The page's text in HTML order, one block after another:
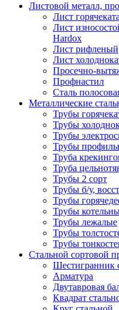
Листовой металл,
Лист
Лист
Hardox
Лист рифленый
Лист
Просечно-
Профнастил
Сталь
Металлические
Трубы
Трубы
Трубы
Трубы
Труба
Труба
Трубы 2 сорт
Трубы б/у,
Трубы
Трубы
Трубы лежалые
Трубы
Трубы
Стальной сортовой
Шестигранник
Арматура
Двутавровая
Квадрат